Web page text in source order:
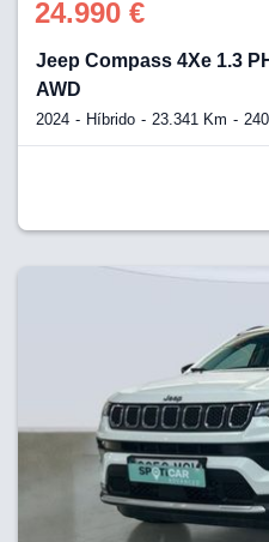
24.990 €
Jeep Compass 4Xe 1.3
AWD
2024 Híbrido 23.341 Km